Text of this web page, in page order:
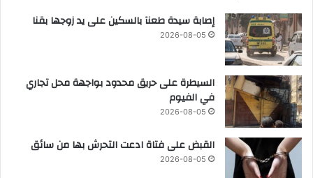
إصابة سيدة طعنآ بالسكين على يد زوجها بقنا
2026-08-05
السيطرة على حريق محدود بواجهة محل تجاري
في الفيوم
2026-08-05
القبض على فتاة ادعت التحرش بها من سائق
2026-08-05